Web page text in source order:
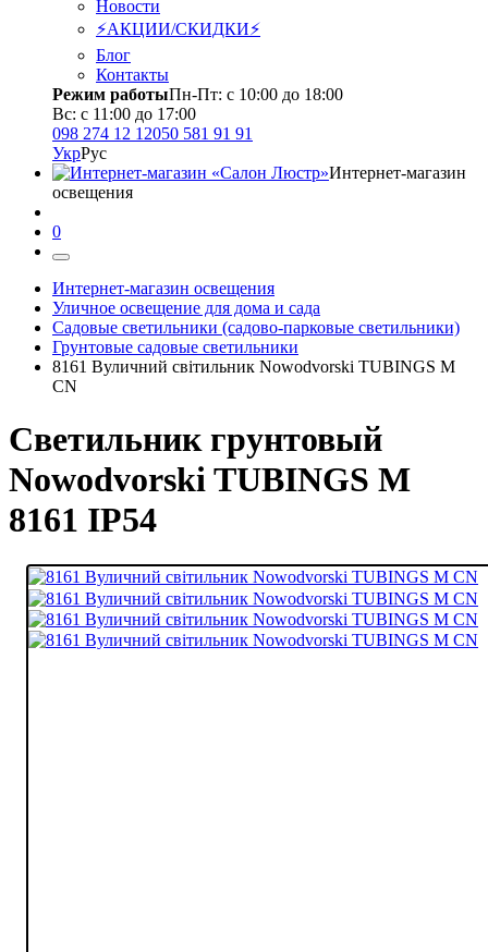
Новости
⚡АКЦИИ/СКИДКИ⚡
Блог
Контакты
Режим работыПн-Пт: с 10:00 до 18:00
Вс: с 11:00 до 17:00
098 274 12 12050 581 91 91
УкрРус
Интернет-магазин
освещения
0
Интернет-магазин освещения
Уличное освещение для дома и сада
Садовые светильники (садово-парковые светильники)
Грунтовые садовые светильники
8161 Вуличний світильник Nowodvorski TUBINGS M
CN
Светильник грунтовый
Nowodvorski TUBINGS M
8161 IP54